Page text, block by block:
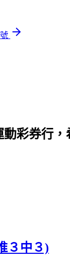
彩券行
３中３)